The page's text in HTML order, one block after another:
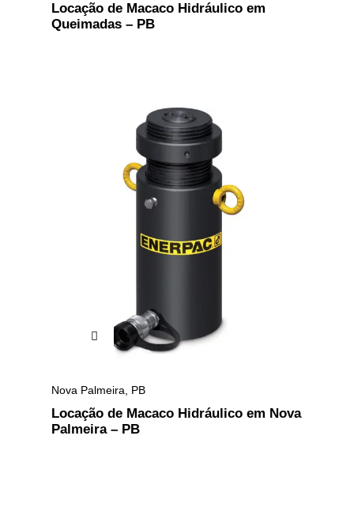
Locação de Macaco Hidráulico em
Queimadas – PB
Nova Palmeira PB
Locação de Macaco Hidráulico em Nova
Palmeira – PB